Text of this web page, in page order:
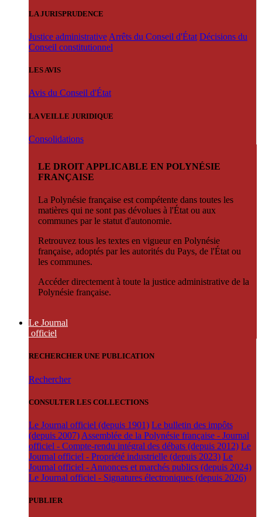
LA JURISPRUDENCE
Justice administrative Arrêts du Conseil d'État Décisions du
Conseil constitutionnel
LES AVIS
Avis du Conseil d'État
LA VEILLE JURIDIQUE
Consolidations
LE DROIT APPLICABLE EN POLYNÉSIE
FRANÇAISE
La Polynésie française est compétente dans toutes les
matières qui ne sont pas dévolues à l'État ou aux
communes par le statut d'autonomie.
Retrouvez tous les textes en vigueur en Polynésie
française, adoptés par les autorités du Pays, de l'État ou
les communes.
Accéder directement à toute la justice administrative de la
Polynésie française.
Le Journal
officiel
RECHERCHER UNE PUBLICATION
Rechercher
CONSULTER LES COLLECTIONS
Le Journal officiel (depuis 1901) Le bulletin des impôts
(depuis 2007) Assemblée de la Polynésie française - Journal
officiel - Compte-rendu intégral des débats (depuis 2012) Le
Journal officiel - Propriété industrielle (depuis 2023) Le
Journal officiel - Annonces et marchés publics (depuis 2024)
Le Journal officiel - Signatures électroniques (depuis 2026)
PUBLIER